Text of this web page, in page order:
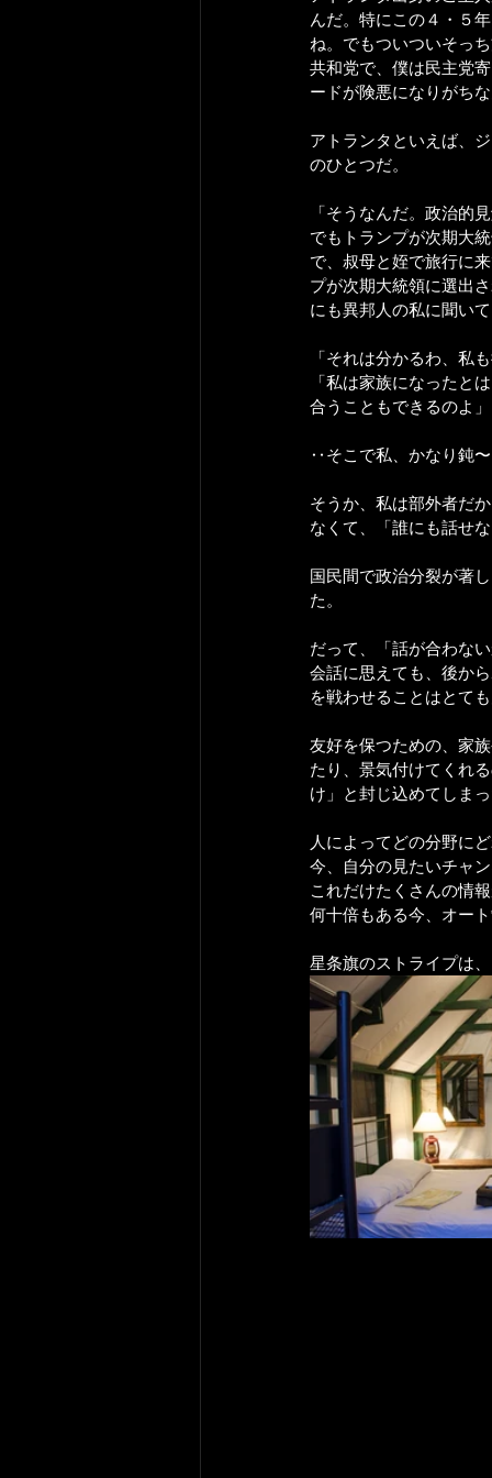
んだ。特にこの４・５
ね。でもついついそっ
共和党で、僕は民主党
ードが険悪になりがち
アトランタといえば、
のひとつだ。
「そうなんだ。政治的
でもトランプが次期大
で、叔母と姪で旅行に
プが次期大統領に選出
にも異邦人の私に聞い
「それは分かるわ、私
「私は家族になったと
合うこともできるのよ
‥そこで私、かなり鈍
そうか、私は部外者だ
なくて、「誰にも話せ
国民間で政治分裂が著
た。
だって、「話が合わな
会話に思えても、後か
を戦わせることはとて
友好を保つための、家
たり、景気付けてくれ
け」と封じ込めてしま
人によってどの分野に
今、自分の見たいチャ
これだけたくさんの情
何十倍もある今、オー
星条旗のストライプは